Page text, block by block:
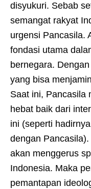
disyukuri. Sebab
semangat rakyat
urgensi Pancasila.
fondasi utama
bernegara.
yang bisa
Saat ini, Pancasila
hebat baik dari
ini (seperti
dengan
akan menggerus
Indonesia. Maka
pemantapan